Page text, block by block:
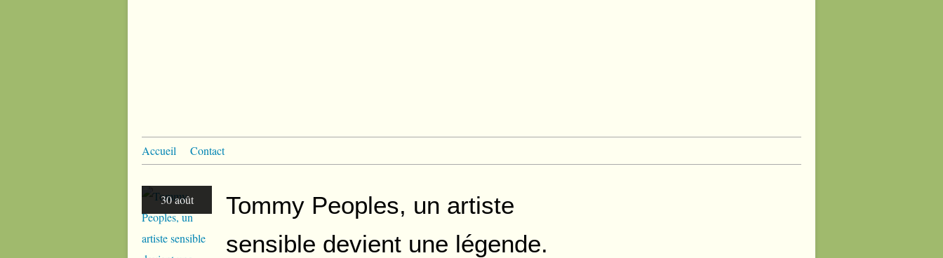
Accueil Contact
30 août
Tommy Peoples, un artiste
sensible devient une légende.